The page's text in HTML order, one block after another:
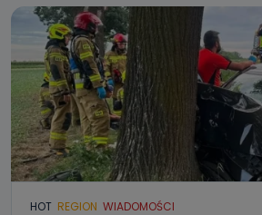
HOT REGION WIADOMOŚCI